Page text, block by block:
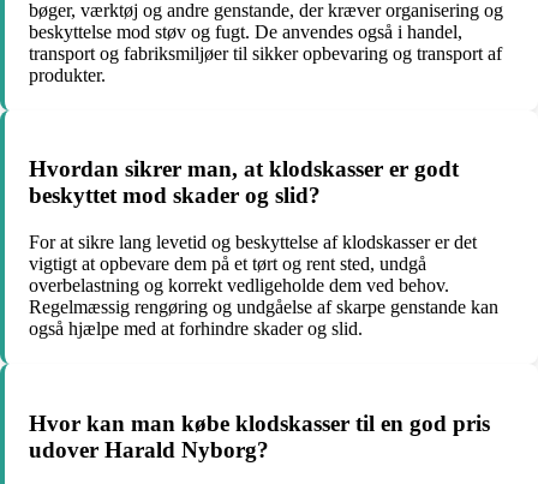
bøger, værktøj og andre genstande, der kræver organisering og
beskyttelse mod støv og fugt. De anvendes også i handel,
transport og fabriksmiljøer til sikker opbevaring og transport af
produkter.
Hvordan sikrer man, at klodskasser er godt
beskyttet mod skader og slid?
For at sikre lang levetid og beskyttelse af klodskasser er det
vigtigt at opbevare dem på et tørt og rent sted, undgå
overbelastning og korrekt vedligeholde dem ved behov.
Regelmæssig rengøring og undgåelse af skarpe genstande kan
også hjælpe med at forhindre skader og slid.
Hvor kan man købe klodskasser til en god pris
udover Harald Nyborg?